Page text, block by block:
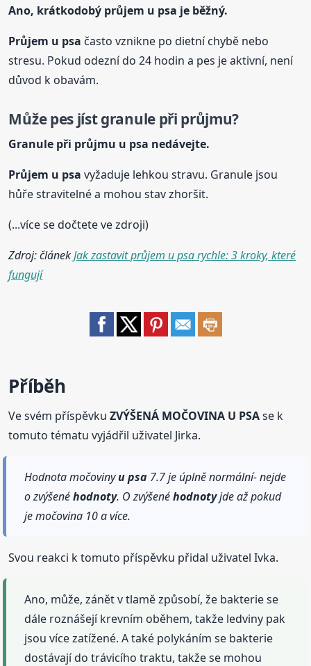
Ano, krátkodobý průjem u psa je běžný.
Průjem u psa často vznikne po dietní chybě nebo
stresu. Pokud odezní do 24 hodin a pes je aktivní, není
důvod k obavám.
Může pes jíst granule při průjmu?
Granule při průjmu u psa nedávejte.
Průjem u psa vyžaduje lehkou stravu. Granule jsou
hůře stravitelné a mohou stav zhoršit.
(...více se dočtete ve zdroji)
Zdroj: článekJak zastavit průjem u psa rychle: 3 kroky, které
fungují
Příběh
Ve svém příspěvkuZVÝŠENÁ MOČOVINA U PSAse k
tomuto tématu vyjádřil uživatel Jirka.
Hodnota močovinyu psa 7.7 je úplně normální- nejde
o zvýšenéhodnoty. O zvýšenéhodnotyjde až pokud
je močovina 10 a více.
Svou reakci k tomuto příspěvku přidal uživatel Ivka.
Ano, může, zánět v tlamě způsobí, že bakterie se
dále roznášejí krevním oběhem, takže ledviny pak
jsou více zatížené. A také polykáním se bakterie
dostávají do trávicího traktu, takže se mohou